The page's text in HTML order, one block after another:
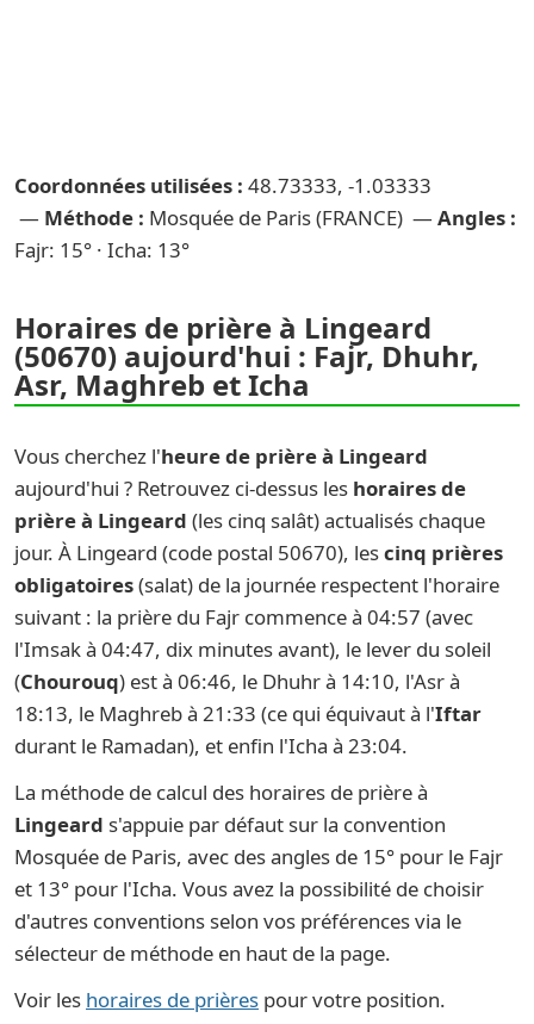
Coordonnées utilisées : 48.73333, -1.03333
— Méthode : Mosquée de Paris (FRANCE) — Angles :
Fajr: 15° · Icha: 13°
Horaires de prière à Lingeard
(50670) aujourd'hui : Fajr, Dhuhr,
Asr, Maghreb et Icha
Vous cherchez l'heure de prière à Lingeard
aujourd'hui ? Retrouvez ci-dessus les horaires de
prière à Lingeard (les cinq salât) actualisés chaque
jour. À Lingeard (code postal 50670), lescinq prières
obligatoires(salat) de la journée respectent l'horaire
suivant : la prière du Fajr commence à 04:57 (avec
l'Imsak à 04:47, dix minutes avant), le lever du soleil
(Chourouq) est à 06:46, le Dhuhr à 14:10, l'Asr à
18:13, le Maghreb à 21:33 (ce qui équivaut à l'Iftar
durant le Ramadan), et enfin l'Icha à 23:04.
La méthode de calcul des horaires de prière à
Lingeard s'appuie par défaut sur la convention
Mosquée de Paris, avec des angles de 15° pour le Fajr
et 13° pour l'Icha. Vous avez la possibilité de choisir
d'autres conventions selon vos préférences via le
sélecteur de méthode en haut de la page.
Voir les horaires de prières pour votre position.